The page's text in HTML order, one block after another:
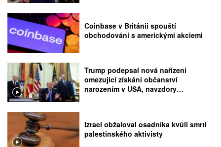
Coinbase v Británii spouští
obchodování s americkými akciemi
Trump podepsal nová nařízení
omezující získání občanství
narozením v USA, navzdory
Izrael obžaloval osadníka kvůli smrti
palestinského aktivisty